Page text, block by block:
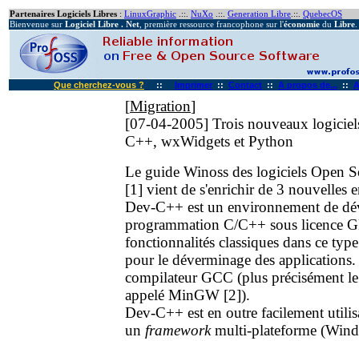
Partenaires Logiciels Libres : LinuxGraphic .::. NuXo .::. Generation Libre .::. QuebecOS
Bienvenue sur Logiciel Libre . Net , première ressource francophone sur l'économie du Libre
Que cherchez-vous ? :: Imprimer :: Contact :: A propos de... ::
[Migration]
[07-04-2005] Trois nouveaux
C++, wxWidgets et Python
Le guide Winoss des logiciels Open
[1] vient de s'enrichir de 3 nouvelles
Dev-C++ est un environnement de
programmation C/C++ sous licence
fonctionnalités classiques dans ce
pour le déverminage des
compilateur GCC (plus précisément
appelé MinGW [2]).
Dev-C++ est en outre facilement
un frameworkmulti-plateforme